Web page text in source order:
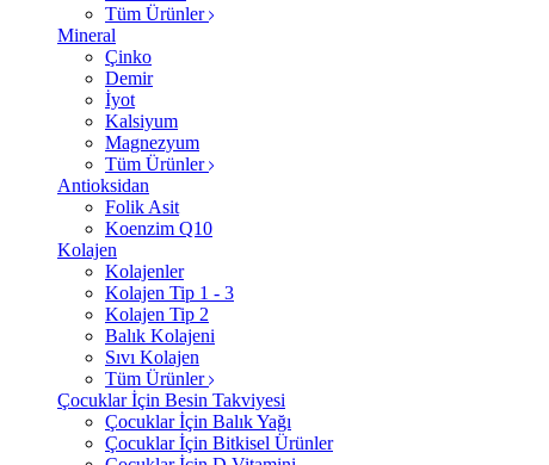
Tüm Ürünler
Mineral
Çinko
Demir
İyot
Kalsiyum
Magnezyum
Tüm Ürünler
Antioksidan
Folik Asit
Koenzim Q10
Kolajen
Kolajenler
Kolajen Tip 1 - 3
Kolajen Tip 2
Balık Kolajeni
Sıvı Kolajen
Tüm Ürünler
Çocuklar İçin Besin Takviyesi
Çocuklar İçin Balık Yağı
Çocuklar İçin Bitkisel Ürünler